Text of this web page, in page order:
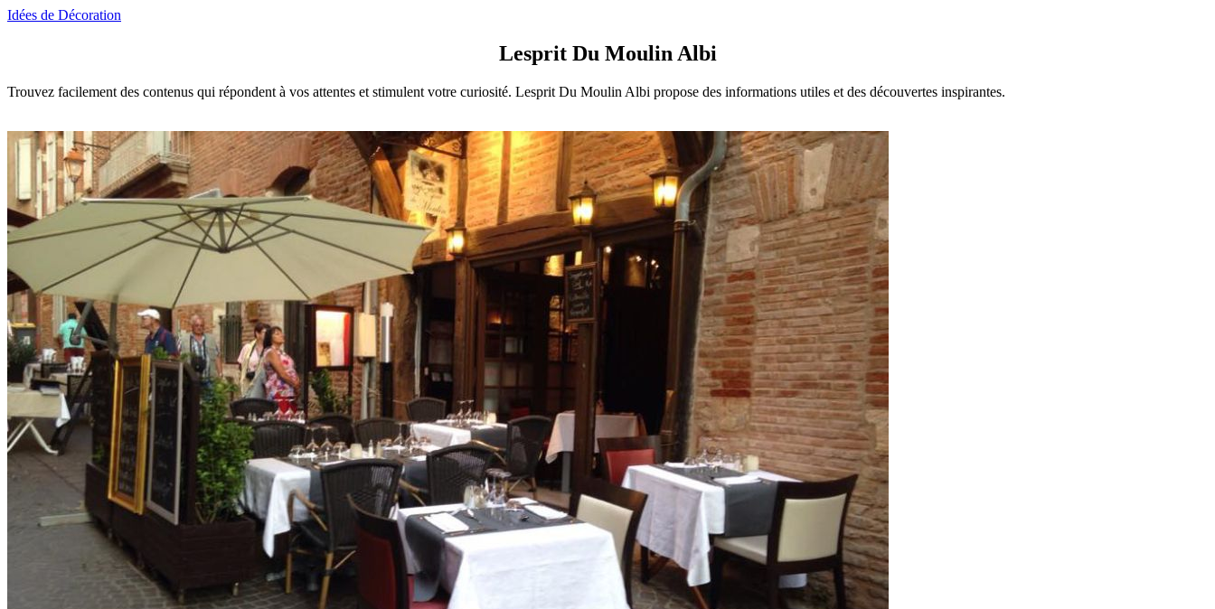
Idées de Décoration
Lesprit Du Moulin Albi
Trouvez facilement des contenus qui répondent à vos attentes et stimulent votre curiosité. Lesprit Du Moulin Albi propose des informations utiles et des découvertes inspirantes.